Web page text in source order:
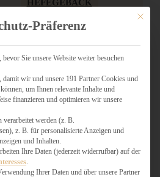
HEFEGEBÄCK
KUCHEN
LOW CARB & GESÜNDER
MY AMERICAN BAKERY
SCHOKOLADIGES
SÜSSES HAUPTGERICHT
TÖRTCHEN
VEGAN SÜSS
WEIHNACHTSBÄCKEREI
Mit
Präferenz
Sie unsere Website weiter besuchen
wir und unsere 191 Partner Cookies und
um Ihnen relevante Inhalte und
finanzieren und optimieren wir unsere
verarbeitet werden (z. B.
z. B. für personalisierte Anzeigen und
und Inhalten.
Ihre Daten (jederzeit widerrufbar) auf der
Ihrer Daten und über unsere Partner